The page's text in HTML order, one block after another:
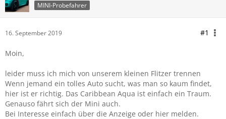
MINI-Probefahrer
16. September 2019 #1
Moin,
leider muss ich mich von unserem kleinen Flitzer trennen
Wenn jemand ein tolles Auto sucht, was man so kaum findet,
hier ist er richtig. Das Caribbean Aqua ist einfach ein Traum.
Genauso fährt sich der Mini auch.
Bei Interesse einfach über die Anzeige oder hier melden.